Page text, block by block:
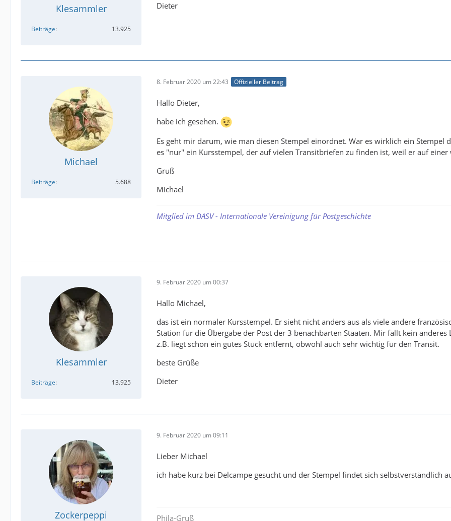
Klesammler
Beiträge 13.925
Dieter
Michael
Beiträge 5.688
8. Februar 2020 um 22:43 Offizieller Beitrag
Hallo Dieter,
habe ich gesehen.
Es geht mir darum, wie man diesen Stempel einordnet. War es wirklich ein Stempel
es "nur" ein Kursstempel, der auf vielen Transitbriefen zu finden ist, weil er auf
Gruß
Michael
Mitglied im DASV - Internationale Vereinigung für Postgeschichte
Klesammler
Beiträge 13.925
9. Februar 2020 um 00:37
Hallo Michael,
das ist ein normaler Kursstempel. Er sieht nicht anders aus als viele andere
Station für die Übergabe der Post der 3 benachbarten Staaten. Mir fällt kein
z.B. liegt schon ein gutes Stück entfernt, obwohl auch sehr wichtig für den Transit.
beste Grüße
Dieter
Zockerpeppi
9. Februar 2020 um 09:11
Lieber Michael
ich habe kurz bei Delcampe gesucht und der Stempel findet sich selbstverständlich
Phila-Gruß